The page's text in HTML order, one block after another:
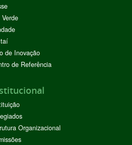
de Inovação
de Referência
Organizacional